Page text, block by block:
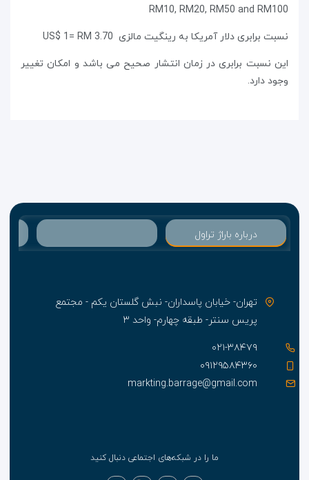
RM10, RM20, RM50 and RM100
نسبت برابری دلار آمریکا به رینگیت مالزی US$ 1= RM 3.70
این نسبت برابری در زمان انتشار صحیح می باشد و امکان تغییر
وجود دارد.
درباره باراژ تراول
تهران- خیابان پاسداران- نبش گلستان یکم - مجتمع
پریس سنتر- طبقه چهارم- واحد ۳
۰۲۱-۳۸۴۷۹
۰۹۱۲۹۵۸۴۳۶۰
markting.barrage@gmail.com
ما را در شبکه‌های اجتماعی دنبال کنید